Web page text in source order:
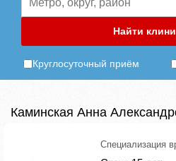
Найти
Круглосуточный приём
Каминская Анна
Специализация